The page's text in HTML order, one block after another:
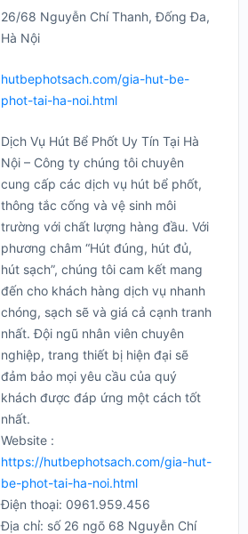
26/68 Nguyễn Chí Thanh, Đống Đa,
Hà Nội
hutbephotsach.com/gia-hut-be-
phot-tai-ha-noi.html
Dịch Vụ Hút Bể Phốt Uy Tín Tại Hà
Nội – Công ty chúng tôi chuyên
cung cấp các dịch vụ hút bể phốt,
thông tắc cống và vệ sinh môi
trường với chất lượng hàng đầu. Với
phương châm “Hút đúng, hút đủ,
hút sạch”, chúng tôi cam kết mang
đến cho khách hàng dịch vụ nhanh
chóng, sạch sẽ và giá cả cạnh tranh
nhất. Đội ngũ nhân viên chuyên
nghiệp, trang thiết bị hiện đại sẽ
đảm bảo mọi yêu cầu của quý
khách được đáp ứng một cách tốt
nhất.
Website :
https://hutbephotsach.com/gia-hut-
be-phot-tai-ha-noi.html
Điện thoại: 0961.959.456
Địa chỉ: số 26 ngõ 68 Nguyễn Chí